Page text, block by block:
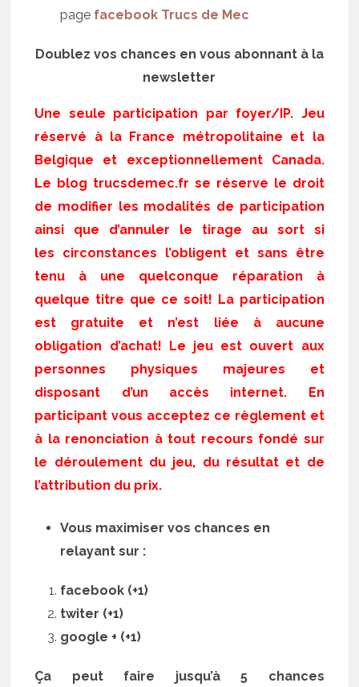
page facebook Trucs de Mec
Doublez vos chances en vous abonnant à la
newsletter
Une seule participation par foyer/IP. Jeu
réservé à la France métropolitaine et la
Belgique et exceptionnellement Canada.
Le blog trucsdemec.fr se réserve le droit
de modifier les modalités de participation
ainsi que d’annuler le tirage au sort si
les circonstances l’obligent et sans être
tenu à une quelconque réparation à
quelque titre que ce soit! La participation
est gratuite et n’est liée à aucune
obligation d’achat! Le jeu est ouvert aux
personnes physiques majeures et
disposant d’un accès internet. En
participant vous acceptez ce règlement et
à la renonciation à tout recours fondé sur
le déroulement du jeu, du résultat et de
l’attribution du prix.
Vous maximiser vos chances en
relayant sur :
facebook (+1)
twiter (+1)
google + (+1)
Ça peut faire jusqu’à 5 chances